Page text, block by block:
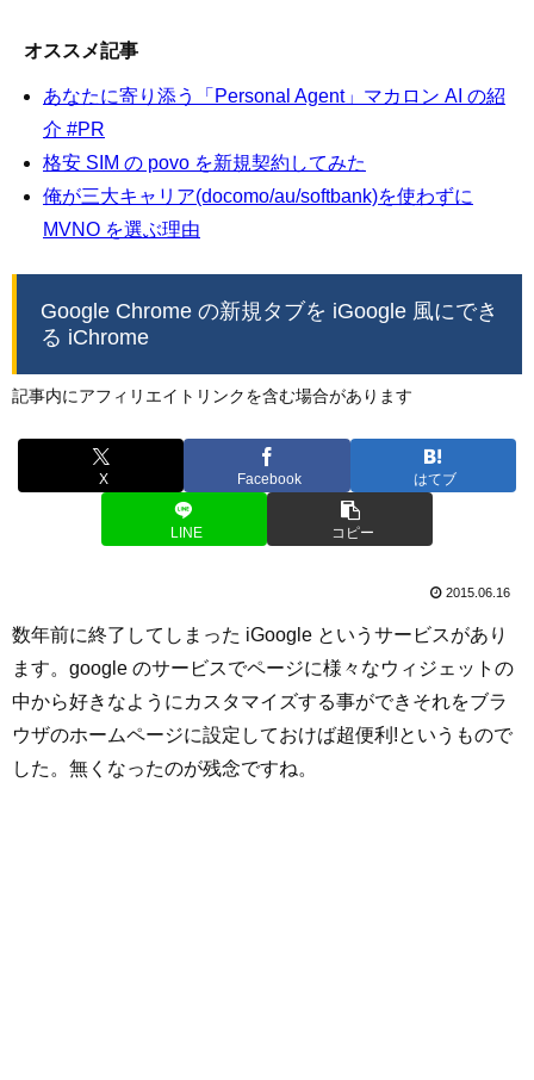
オススメ記事
あなたに寄り添う「Personal Agent」マカロン AI の紹
介 #PR
格安 SIM の povo を新規契約してみた
俺が三大キャリア(docomo/au/softbank)を使わずに
MVNO を選ぶ理由
Google Chrome の新規タブを iGoogle 風にでき
る iChrome
記事内にアフィリエイトリンクを含む場合があります
X Facebook はてブ
LINE コピー
2015.06.16
数年前に終了してしまった iGoogle というサービスがあり
ます。google のサービスでページに様々なウィジェットの
中から好きなようにカスタマイズする事ができそれをブラ
ウザのホームページに設定しておけば超便利!というもので
した。無くなったのが残念ですね。